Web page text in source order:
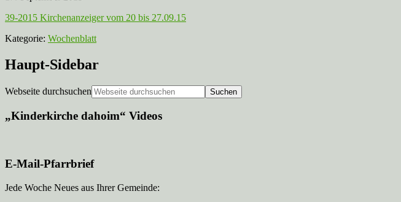
39-2015 Kirchenanzeiger vom 20 bis 27.09.15
Kategorie: Wochenblatt
Haupt-Sidebar
Webseite durchsuchen
„Kinderkirche dahoim“ Videos
E-Mail-Pfarrbrief
Jede Woche Neues aus Ihrer Gemeinde: